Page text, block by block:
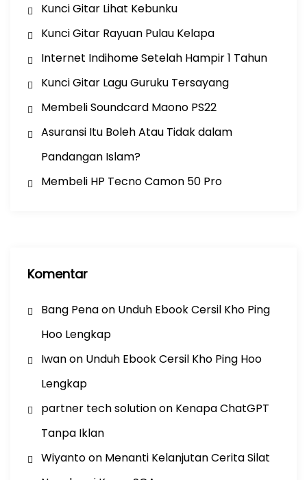
Kunci Gitar Lihat Kebunku
Kunci Gitar Rayuan Pulau Kelapa
Internet Indihome Setelah Hampir 1 Tahun
Kunci Gitar Lagu Guruku Tersayang
Membeli Soundcard Maono PS22
Asuransi Itu Boleh Atau Tidak dalam
Pandangan Islam?
Membeli HP Tecno Camon 50 Pro
Komentar
Bang Penaon Unduh Ebook Cersil Kho Ping
Hoo Lengkap
Iwanon Unduh Ebook Cersil Kho Ping Hoo
Lengkap
partner tech solutionon Kenapa ChatGPT
Tanpa Iklan
Wiyantoon Menanti Kelanjutan Cerita Silat